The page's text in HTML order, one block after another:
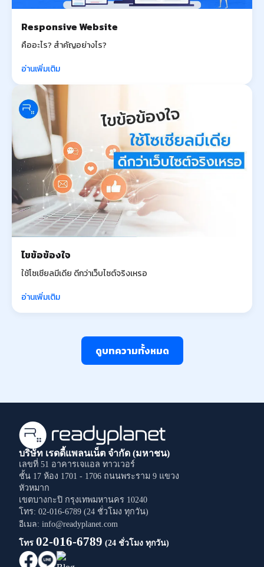
Responsive Website
คืออะไร? สำคัญอย่างไร?
อ่านเพิ่มเติม
ไขข้อข้องใจ
ใช้โซเชียลมีเดีย ดีกว่าเว็บไซต์จริงเหรอ
อ่านเพิ่มเติม
ดูบทความทั้งหมด
บริษัท เรดดี้แพลนเน็ต จำกัด (มหาชน)
เลขที่ 51 อาคารเจแอล ทาวเวอร์
ชั้น 17 ห้อง 1701 - 1706 ถนนพระราม 9 แขวง
หัวหมาก
เขตบางกะปิ กรุงเทพมหานคร 10240
โทร: 02-016-6789 (24 ชั่วโมง ทุกวัน)
อีเมล: info@readyplanet.com
โทร 02-016-6789 (24 ชั่วโมง ทุกวัน)